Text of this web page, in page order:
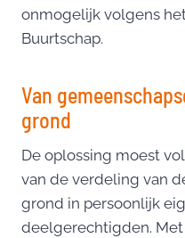
onmogelijk volgens
Buurtschap.
Van
grond
De oplossing moest
van de verdeling van
grond in persoonlijk
deelgerechtigden.